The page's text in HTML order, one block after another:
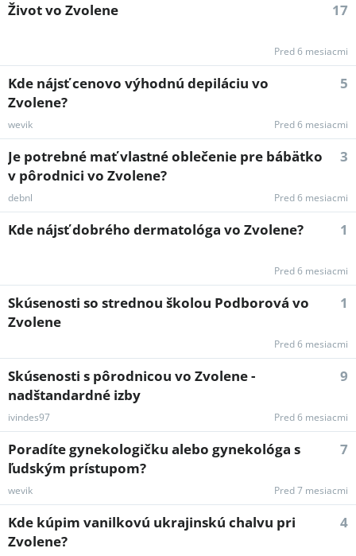
Život vo Zvolene 17
Pred 6 mesiacmi
Kde nájsť cenovo výhodnú depiláciu vo
Zvolene?
5
wevik Pred 6 mesiacmi
Je potrebné mať vlastné oblečenie pre bábätko
v pôrodnici vo Zvolene?
3
debnl Pred 6 mesiacmi
Kde nájsť dobrého dermatológa vo Zvolene? 1
Pred 6 mesiacmi
Skúsenosti so strednou školou Podborová vo
Zvolene
1
Pred 6 mesiacmi
Skúsenosti s pôrodnicou vo Zvolene -
nadštandardné izby
9
ivindes97 Pred 6 mesiacmi
Poradíte gynekologičku alebo gynekológa s
ľudským prístupom?
7
wevik Pred 7 mesiacmi
Kde kúpim vanilkovú ukrajinskú chalvu pri
Zvolene?
4